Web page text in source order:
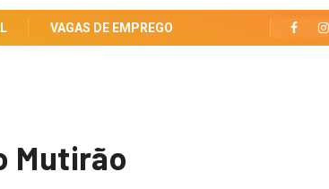
VAGAS DE EMPREGO
Mutirão